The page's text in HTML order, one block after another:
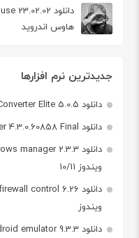
هاوس اندروید
جدیدترین نرم افزارها
دانلود PDF Converter Elite 5.0.5 تبدیل PDF به Word
دانلود Artisteer 4.3.0.60858 Final طراحی قالب سایت
ویندوز 10/11
ویندوز
دانلود memu android emulator 9.3.3 شبیه ساز اندروید در ویندوز